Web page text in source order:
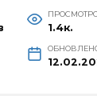
1.4к.